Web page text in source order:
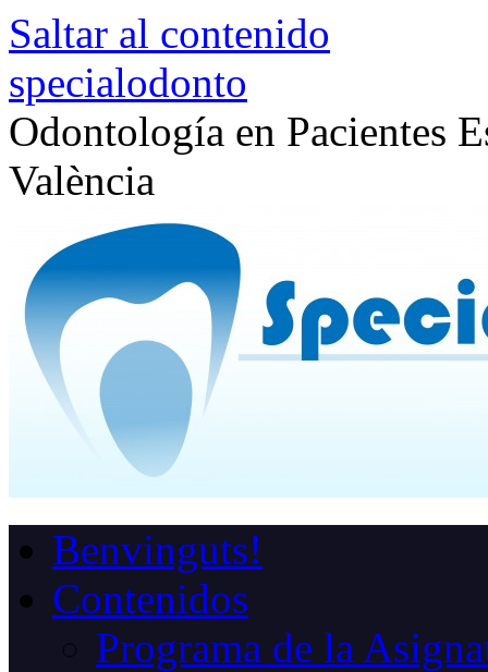
Saltar al contenido
specialodonto
Odontología en Pacientes
València
Benvinguts!
Contenidos
Programa de la